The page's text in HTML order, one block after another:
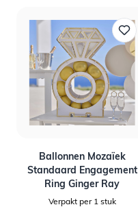
Ballonnen Mozaïek
Standaard Engagement
Ring Ginger Ray
Verpakt per 1 stuk